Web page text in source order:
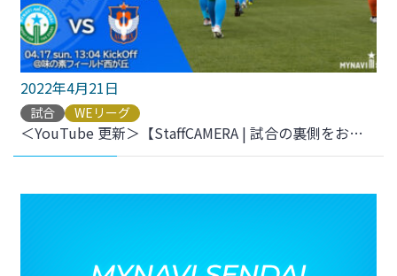
2022年4月21日
試合 WEリーグ
＜YouTube 更新＞【StaffCAMERA | 試合の裏側をお届け】2021-22 YogiboWEリーグ 第17節 vs.アルビレックス新潟レディース をアップしました